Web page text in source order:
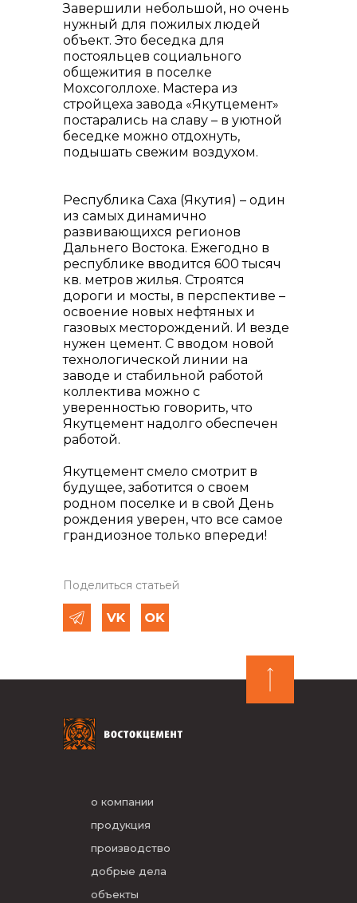
Завершили небольшой, но очень
нужный для пожилых людей
объект. Это беседка для
постояльцев социального
общежития в поселке
Мохсоголлохе. Мастера из
стройцеха завода «Якутцемент»
постарались на славу – в уютной
беседке можно отдохнуть,
подышать свежим воздухом.
Республика Саха (Якутия) – один
из самых динамично
развивающихся регионов
Дальнего Востока. Ежегодно в
республике вводится 600 тысяч
кв. метров жилья. Строятся
дороги и мосты, в перспективе –
освоение новых нефтяных и
газовых месторождений. И везде
нужен цемент. С вводом новой
технологической линии на
заводе и стабильной работой
коллектива можно с
уверенностью говорить, что
Якутцемент надолго обеспечен
работой.
Якутцемент смело смотрит в
будущее, заботится о своем
родном поселке и в свой День
рождения уверен, что все самое
грандиозное только впереди!
Поделиться статьей
о компании
продукция
производство
добрые дела
объекты